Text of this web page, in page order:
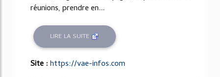
réunions, prendre en...
LIRE LA SUITE
Site :https://vae-infos.com